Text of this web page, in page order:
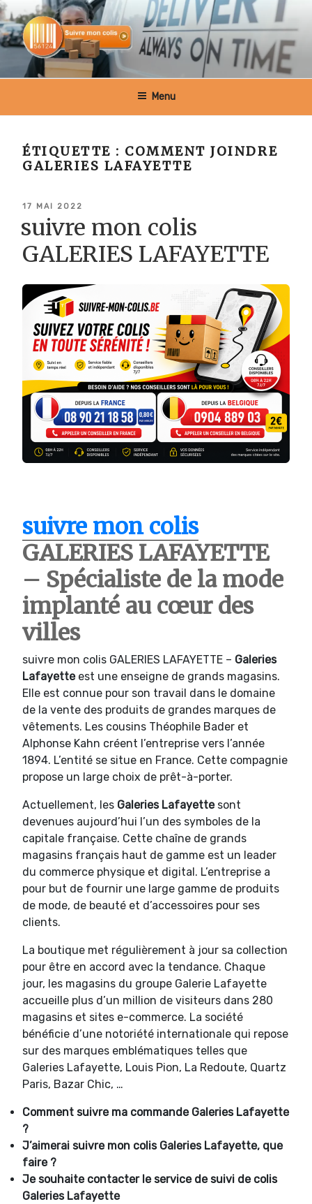
Aller
au
contenu
principal
SUIVRE MON COLIS BELGIQUE
Menu
ÉTIQUETTE : COMMENT JOINDRE
GALERIES LAFAYETTE
PUBLIÉ
17 MAI 2022
suivre mon colis
GALERIES LAFAYETTE
suivre mon colis
GALERIES LAFAYETTE
– Spécialiste de la mode
implanté au cœur des
villes
suivre mon colis GALERIES LAFAYETTE – Galeries
Lafayette est une enseigne de grands magasins.
Elle est connue pour son travail dans le domaine
de la vente des produits de grandes marques de
vêtements. Les cousins Théophile Bader et
Alphonse Kahn créent l’entreprise vers l’année
1894. L’entité se situe en France. Cette compagnie
propose un large choix de prêt-à-porter.
Actuellement, les Galeries Lafayette sont
devenues aujourd’hui l’un des symboles de la
capitale française. Cette chaîne de grands
magasins français haut de gamme est un leader
du commerce physique et digital. L’entreprise a
pour but de fournir une large gamme de produits
de mode, de beauté et d’accessoires pour ses
clients.
La boutique met régulièrement à jour sa collection
pour être en accord avec la tendance. Chaque
jour, les magasins du groupe Galerie Lafayette
accueille plus d’un million de visiteurs dans 280
magasins et sites e-commerce. La société
bénéficie d’une notoriété internationale qui repose
sur des marques emblématiques telles que
Galeries Lafayette, Louis Pion, La Redoute, Quartz
Paris, Bazar Chic, …
Comment suivre ma commande Galeries Lafayette
?
J’aimerai suivre mon colis Galeries Lafayette, que
faire ?
Je souhaite contacter le service de suivi de colis
Galeries Lafayette